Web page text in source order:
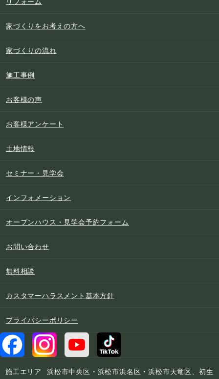
家づくりをお考えの方へ
家づくりの流れ
施工事例
お客様の声
お客様アンケート
土地情報
セミナー・見学会
インフォメーション
オープンハウス・見学会予約フォーム
お問い合わせ
無料相談
カスタマーハラスメント基本方針
プライバシーポリシー
施工エリア
浜松市中央区・浜松市浜名区・浜松市天竜区、初生